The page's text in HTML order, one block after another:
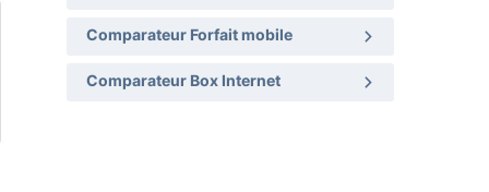
Comparateur Forfait mobile
Comparateur Box Internet